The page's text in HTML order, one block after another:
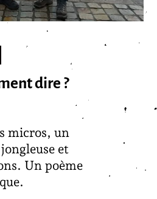
dire ?
micros, un
et
Un poème